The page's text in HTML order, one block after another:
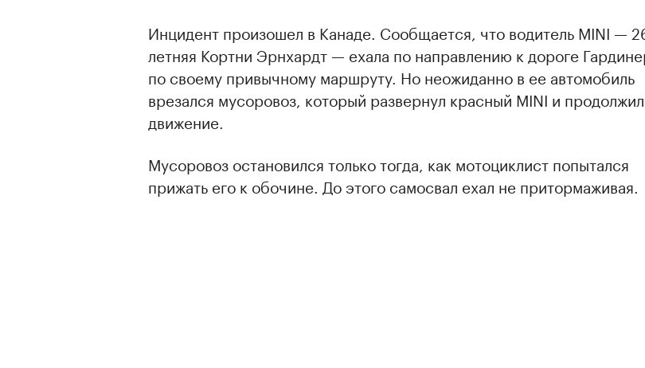
Инцидент произошел в Канаде. Сообщается, что водитель MINI —
летняя Кортни Эрнхардт — ехала по направлению к дороге
по своему привычному маршруту. Но неожиданно в ее автомобиль
врезался мусоровоз, который развернул красный MINI и продолжил
движение.
Мусоровоз остановился только тогда, как мотоциклист попытался
прижать его к обочине. До этого самосвал ехал не притормаживая.